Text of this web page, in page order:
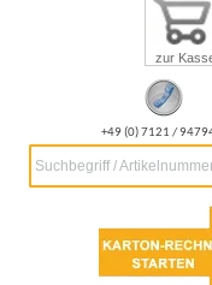
zur
+49 (0) 7121 /
Suchbegriff /